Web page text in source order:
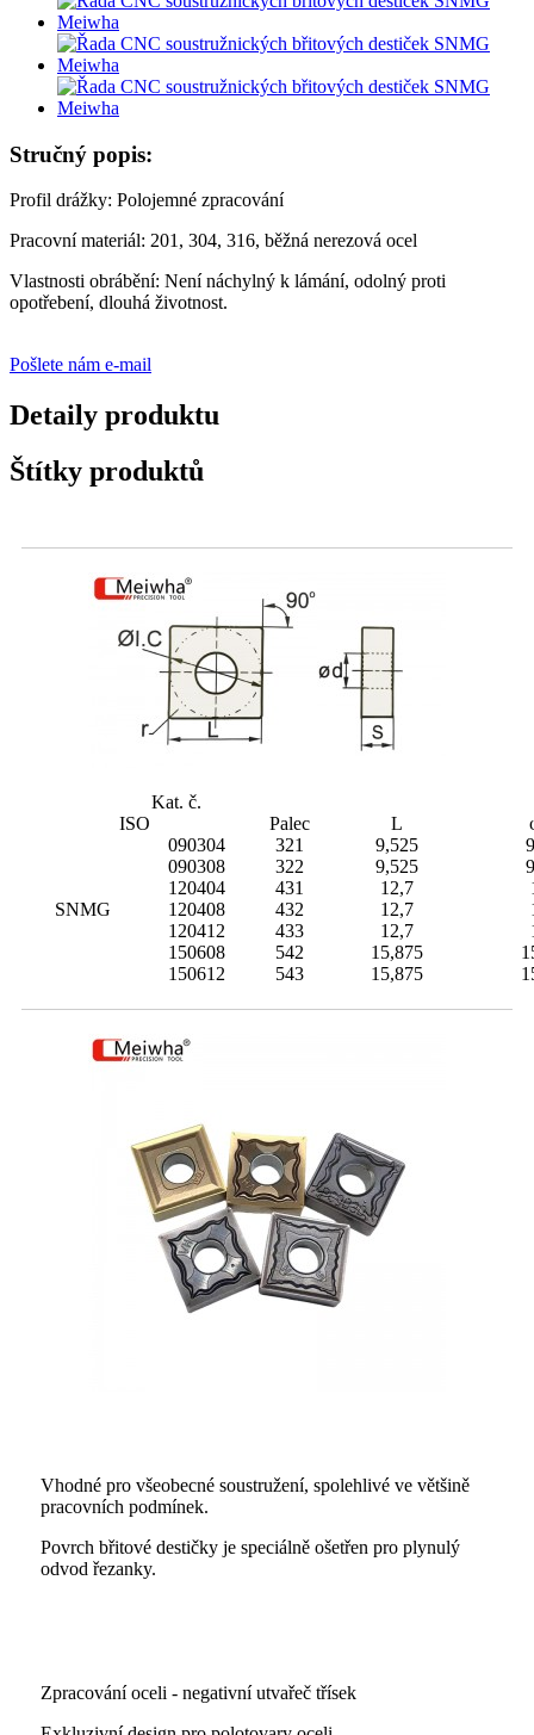
Stručný popis:
Profil drážky: Polojemné zpracování
Pracovní materiál: 201, 304, 316, běžná nerezová ocel
Vlastnosti obrábění: Není náchylný k lámání, odolný proti
opotřebení, dlouhá životnost.
Pošlete nám e-mail
Detaily produktu
Štítky produktů
Kat. č.
ISO
Palec L
SNMG
090304 321 9,525
090308
322 9,525
120404
431 12,7
120408
432 12,7
120412
433 12,7
150608
542 15,875
150612
543 15,875
Vhodné pro všeobecné soustružení, spolehlivé ve většině
pracovních podmínek.
Povrch břitové destičky je speciálně ošetřen pro plynulý
odvod řezanky.
Zpracování oceli - negativní utvařeč třísek